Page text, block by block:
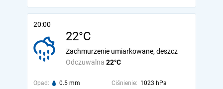
20:00
22°C
Odczuwalna 22°C
Zachmurzenie umiarkowane, deszcz
Opad: 0.5 mm Ciśnienie: 1023 hPa